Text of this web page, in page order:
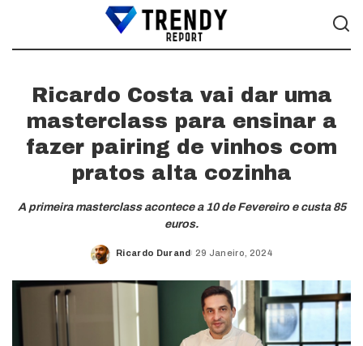
Ricardo Costa vai dar uma
masterclass para ensinar a
fazer pairing de vinhos com
pratos alta cozinha
A primeira masterclass acontece a 10 de Fevereiro e custa 85
euros.
Posted
Ricardo Durand 29 Janeiro, 2024